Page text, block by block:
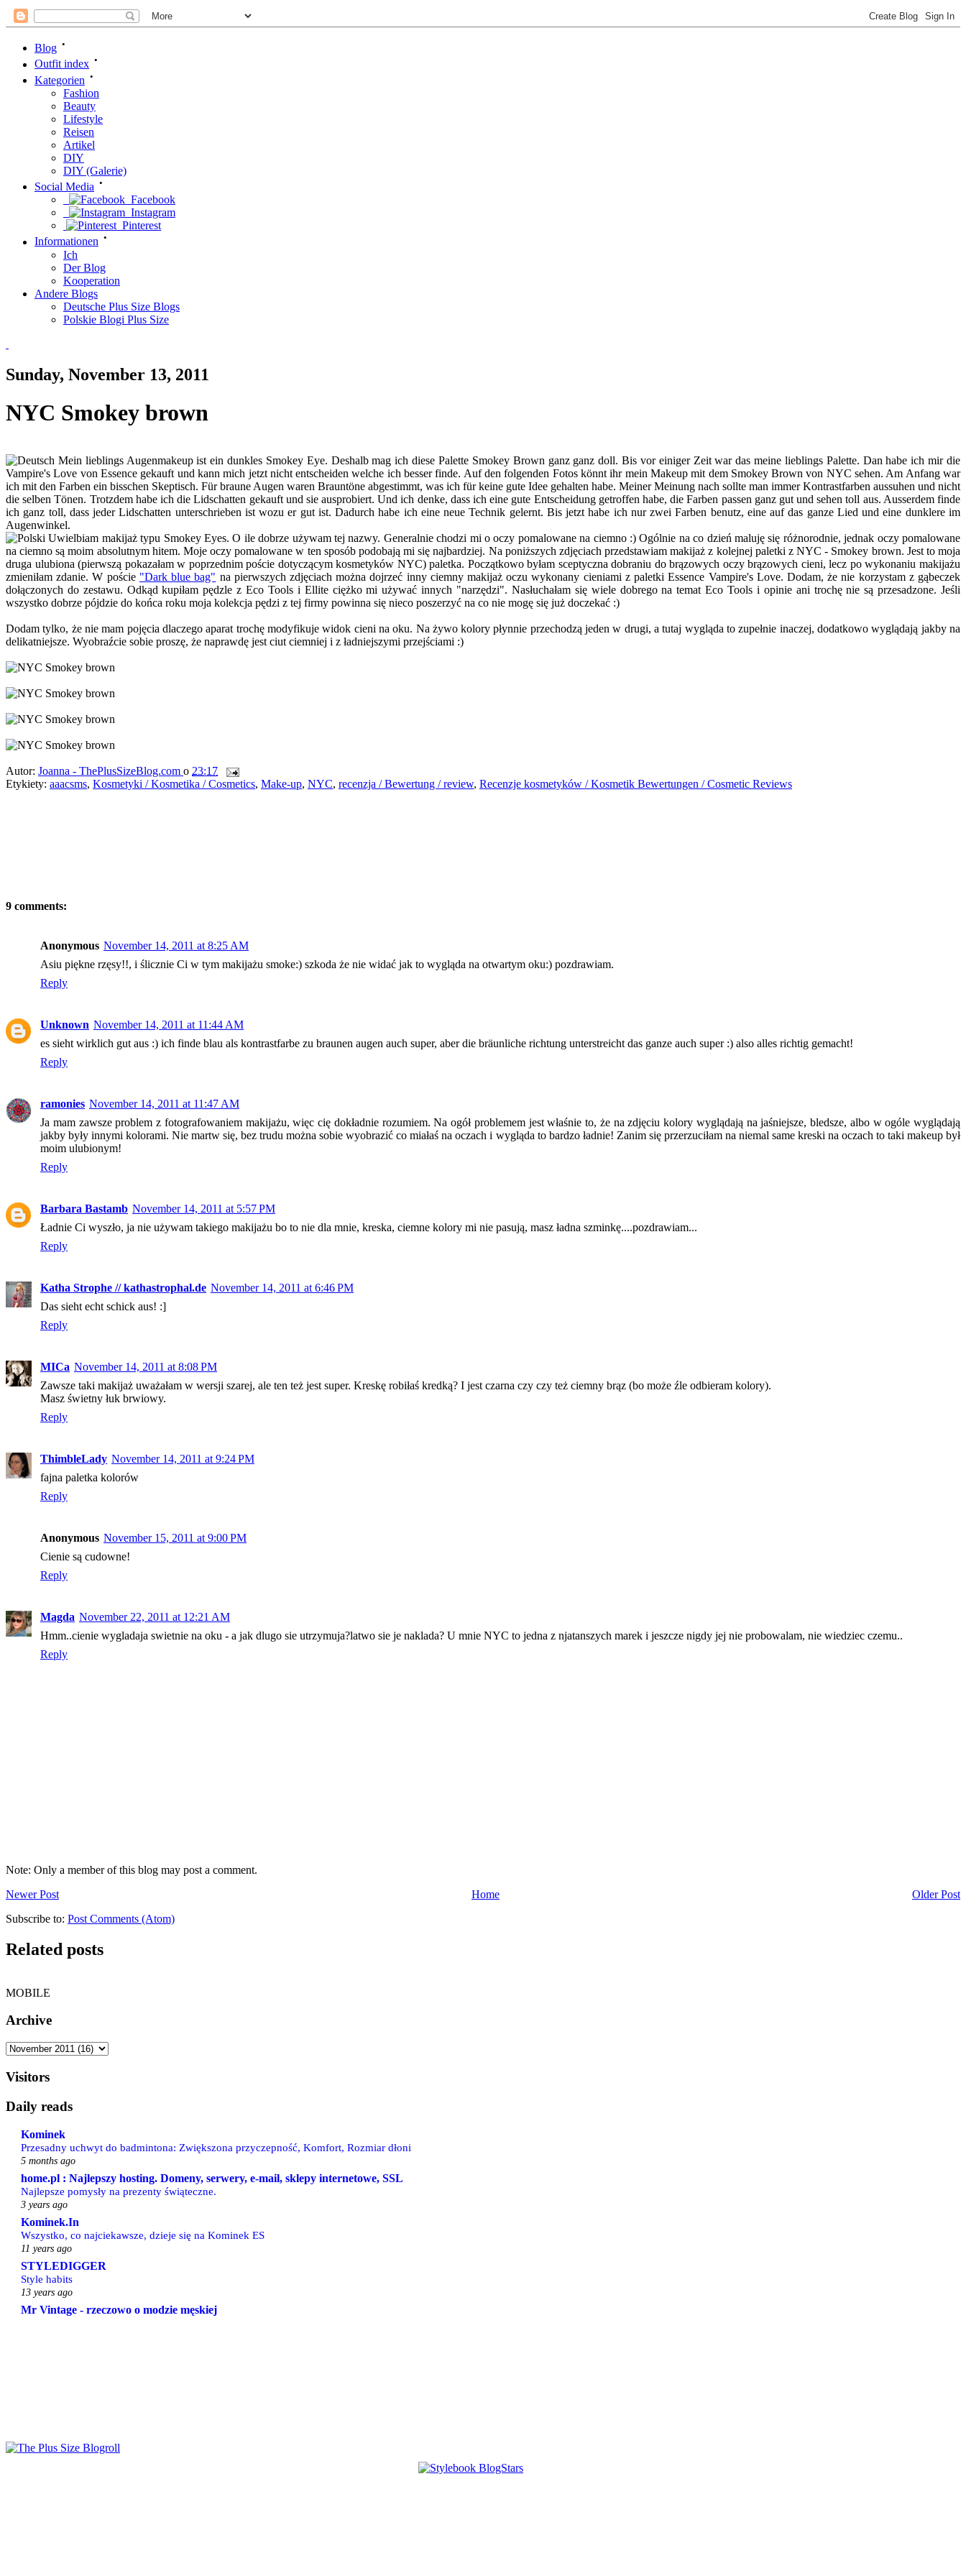
Blog •
Outfit index •
Kategorien •
Fashion
Beauty
Lifestyle
Reisen
Artikel
DIY
DIY (Galerie)
Social Media •
Facebook
Instagram
Pinterest
Informationen •
Ich
Der Blog
Kooperation
Andere Blogs
Deutsche Plus Size Blogs
Polskie Blogi Plus Size
Sunday, November 13, 2011
NYC Smokey brown
Mein lieblings Augenmakeup ist ein dunkles Smokey Eye. Deshalb mag ich diese Palette Smokey Brown ganz ganz doll. Bis vor einiger Zeit war das meine lieblings Palette. Dan habe ich mir die
Vampire's Love von Essence gekauft und kann mich jetzt nicht entscheiden welche ich besser finde. Auf den folgenden Fotos könnt ihr mein Makeup mit dem Smokey Brown von NYC sehen. Am Anfang war
ich mit den Farben ein bisschen Skeptisch. Für braune Augen waren Brauntöne abgestimmt, was ich für keine gute Idee gehalten habe. Meiner Meinung nach sollte man immer Kontrastfarben aussuhen und nicht
die selben Tönen. Trotzdem habe ich die Lidschatten gekauft und sie ausprobiert. Und ich denke, dass ich eine gute Entscheidung getroffen habe, die Farben passen ganz gut und sehen toll aus. Ausserdem finde
ich ganz toll, dass jeder Lidschatten unterschrieben ist wozu er gut ist. Dadurch habe ich eine neue Technik gelernt. Bis jetzt habe ich nur zwei Farben benutz, eine auf das ganze Lied und eine dunklere im
Augenwinkel.
Uwielbiam makijaż typu Smokey Eyes. O ile dobrze używam tej nazwy. Generalnie chodzi mi o oczy pomalowane na ciemno :) Ogólnie na co dzień maluję się różnorodnie, jednak oczy pomalowane
na ciemno są moim absolutnym hitem. Moje oczy pomalowane w ten sposób podobają mi się najbardziej. Na poniższych zdjęciach przedstawiam makijaż z kolejnej paletki z NYC - Smokey brown. Jest to moja
druga ulubiona (pierwszą pokazałam w poprzednim poście dotyczącym kosmetyków NYC) paletka. Początkowo byłam sceptyczna dobraniu do brązowych oczy brązowych cieni, lecz po wykonaniu makijażu
zmieniłam zdanie. W poście "Dark blue bag" na pierwszych zdjęciach można dojrzeć inny ciemny makijaż oczu wykonany cieniami z paletki Essence Vampire's Love. Dodam, że nie korzystam z gąbeczek
dołączonych do zestawu. Odkąd kupiłam pędzle z Eco Tools i Ellite ciężko mi używać innych "narzędzi". Nasłuchałam się wiele dobrego na temat Eco Tools i opinie ani trochę nie są przesadzone. Jeśli
wszystko dobrze pójdzie do końca roku moja kolekcja pędzi z tej firmy powinna się nieco poszerzyć na co nie mogę się już doczekać :)
Dodam tylko, że nie mam pojęcia dlaczego aparat trochę modyfikuje widok cieni na oku. Na żywo kolory płynnie przechodzą jeden w drugi, a tutaj wygląda to zupełnie inaczej, dodatkowo wyglądają jakby na
delikatniejsze. Wyobraźcie sobie proszę, że naprawdę jest ciut ciemniej i z ładniejszymi przejściami :)
Autor: Joanna - ThePlusSizeBlog.com o 23:17
Etykiety: aaacsms, Kosmetyki / Kosmetika / Cosmetics, Make-up, NYC, recenzja / Bewertung / review, Recenzje kosmetyków / Kosmetik Bewertungen / Cosmetic Reviews
9 comments:
Anonymous November 14, 2011 at 8:25 AM
Asiu piękne rzęsy!!, i ślicznie Ci w tym makijażu smoke:) szkoda że nie widać jak to wygląda na otwartym oku:) pozdrawiam.
Reply
Unknown November 14, 2011 at 11:44 AM
es sieht wirklich gut aus :) ich finde blau als kontrastfarbe zu braunen augen auch super, aber die bräunliche richtung unterstreicht das ganze auch super :) also alles richtig gemacht!
Reply
ramonies November 14, 2011 at 11:47 AM
Ja mam zawsze problem z fotografowaniem makijażu, więc cię dokładnie rozumiem. Na ogół problemem jest właśnie to, że na zdjęciu kolory wyglądają na jaśniejsze, bledsze, albo w ogóle wyglądają
jakby były innymi kolorami. Nie martw się, bez trudu można sobie wyobrazić co miałaś na oczach i wygląda to bardzo ładnie! Zanim się przerzuciłam na niemal same kreski na oczach to taki makeup był
moim ulubionym!
Reply
Barbara Bastamb November 14, 2011 at 5:57 PM
Ładnie Ci wyszło, ja nie używam takiego makijażu bo to nie dla mnie, kreska, ciemne kolory mi nie pasują, masz ładna szminkę....pozdrawiam...
Reply
Katha Strophe // kathastrophal.de November 14, 2011 at 6:46 PM
Das sieht echt schick aus! :]
Reply
MICa November 14, 2011 at 8:08 PM
Zawsze taki makijaż uważałam w wersji szarej, ale ten też jest super. Kreskę robiłaś kredką? I jest czarna czy czy też ciemny brąz (bo może źle odbieram kolory).
Masz świetny łuk brwiowy.
Reply
ThimbleLady November 14, 2011 at 9:24 PM
fajna paletka kolorów
Reply
Anonymous November 15, 2011 at 9:00 PM
Cienie są cudowne!
Reply
Magda November 22, 2011 at 12:21 AM
Hmm..cienie wygladaja swietnie na oku - a jak dlugo sie utrzymuja?latwo sie je naklada? U mnie NYC to jedna z njatanszych marek i jeszcze nigdy jej nie probowalam, nie wiedziec czemu..
Reply
Note: Only a member of this blog may post a comment.
Newer Post
Older Post
Home
Subscribe to: Post Comments (Atom)
Related posts
MOBILE
Archive
Visitors
Daily reads
Kominek
Przesadny uchwyt do badmintona: Zwiększona przyczepność, Komfort, Rozmiar dłoni
5 months ago
home.pl : Najlepszy hosting. Domeny, serwery, e-mail, sklepy internetowe, SSL
Najlepsze pomysły na prezenty świąteczne.
3 years ago
Kominek.In
Wszystko, co najciekawsze, dzieje się na Kominek ES
11 years ago
STYLEDIGGER
Style habits
13 years ago
Mr Vintage - rzeczowo o modzie męskiej